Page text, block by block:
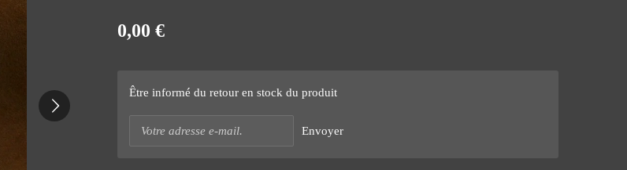
0,00 €
Être informé du retour en stock du produit
Envoyer